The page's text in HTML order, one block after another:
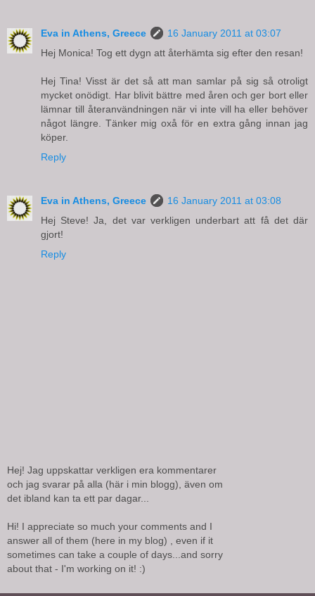
Eva in Athens, Greece
16 January 2011 at 03:07
Hej Monica! Tog ett dygn att återhämta sig efter den resan!
Hej Tina! Visst är det så att man samlar på sig så otroligt
mycket onödigt. Har blivit bättre med åren och ger bort eller
lämnar till återanvändningen när vi inte vill ha eller behöver
något längre. Tänker mig oxå för en extra gång innan jag
köper.
Reply
Eva in Athens, Greece
16 January 2011 at 03:08
Hej Steve! Ja, det var verkligen underbart att få det där
gjort!
Reply
Hej! Jag uppskattar verkligen era kommentarer
och jag svarar på alla (här i min blogg), även om
det ibland kan ta ett par dagar...
Hi! I appreciate so much your comments and I
answer all of them (here in my blog) , even if it
sometimes can take a couple of days...and sorry
about that - I'm working on it! :)